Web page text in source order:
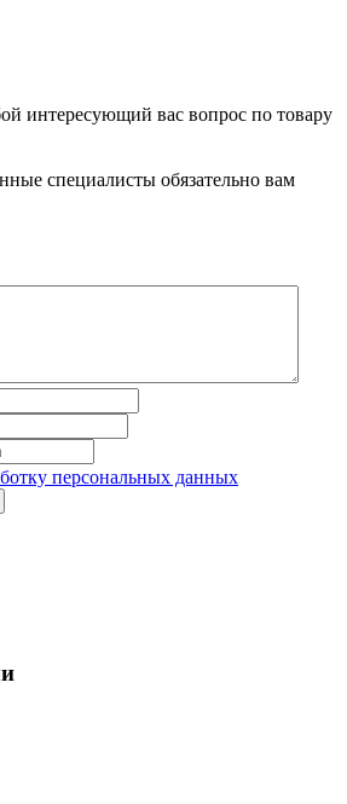
интересующий вас вопрос по товару
специалисты обязательно вам
персональных данных